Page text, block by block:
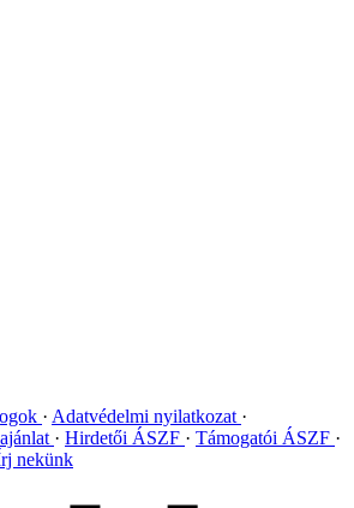
Adatvédelmi nyilatkozat
Hirdetői ÁSZF
Támogatói ÁSZF
nekünk